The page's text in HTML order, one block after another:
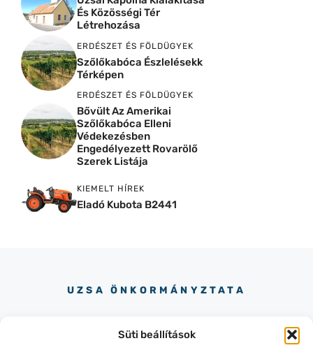
Süti beállítások
És Közösségi Tér
Létrehozása
ERDÉSZET ÉS FÖLDÜGYEK
Szőlőkabóca Észlelésekk
Térképen
ERDÉSZET ÉS FÖLDÜGYEK
Bővült Az Amerikai
Szőlőkabóca Elleni
Védekezésben
Engedélyezett Rovarölő
Szerek Listája
KIEMELT HÍREK
Eladó Kubota B2441
UZSA ÖNKORMÁNYZTATA